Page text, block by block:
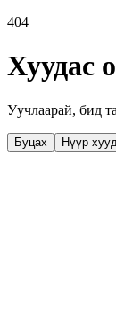
404
Хуудас
Уучлаарай, бид
Буцах Нүүр